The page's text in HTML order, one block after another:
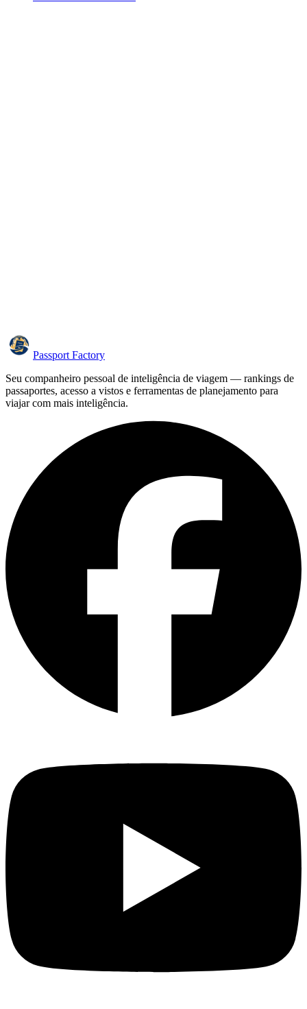
Passport Factory
Seu companheiro pessoal de inteligência de viagem — rankings de
passaportes, acesso a vistos e ferramentas de planejamento para
viajar com mais inteligência.